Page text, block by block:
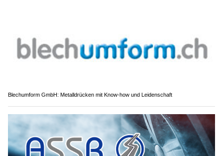
Blechumform GmbH: Metalldrücken mit Know-how und Leidenschaft